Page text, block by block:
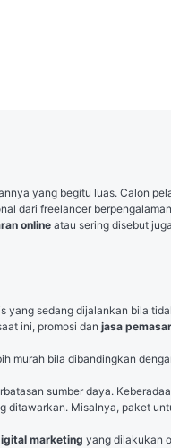
yang begitu luas. Calon
dari freelancer
online atau sering disebut juga
yang sedang dijalankan bila
ini, promosi dan jasa
murah bila dibandingkan
sumber daya.
ditawarkan. Misalnya, paket
marketing yang dilakukan